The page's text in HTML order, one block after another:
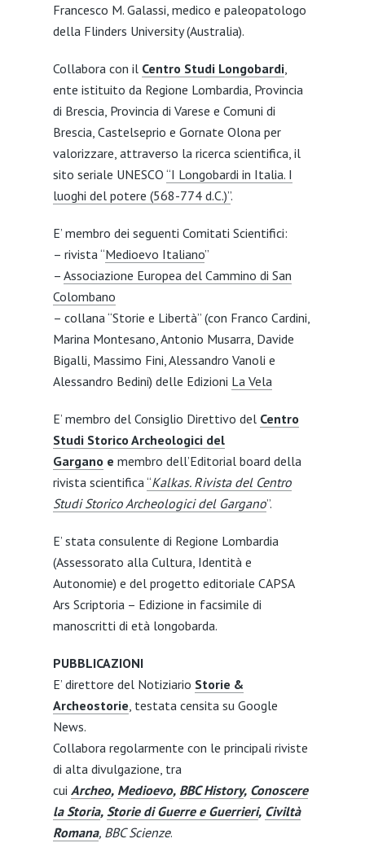
Francesco M. Galassi, medico e paleopatologo
della Flinders University (Australia).
Collabora con il Centro Studi Longobardi,
ente istituito da Regione Lombardia, Provincia
di Brescia, Provincia di Varese e Comuni di
Brescia, Castelseprio e Gornate Olona per
valorizzare, attraverso la ricerca scientifica, il
sito seriale UNESCO “I Longobardi in Italia. I
luoghi del potere (568-774 d.C.)”.
E’ membro dei seguenti Comitati Scientifici:
– rivista “Medioevo Italiano”
– Associazione Europea del Cammino di San
Colombano
– collana “Storie e Libertà” (con Franco Cardini,
Marina Montesano, Antonio Musarra, Davide
Bigalli, Massimo Fini, Alessandro Vanoli e
Alessandro Bedini) delle Edizioni La Vela
E’ membro del Consiglio Direttivo del Centro
Studi Storico Archeologici del
Gargano e membro dell’Editorial board della
rivista scientifica “Kalkas. Rivista del Centro
Studi Storico Archeologici del Gargano”.
E’ stata consulente di Regione Lombardia
(Assessorato alla Cultura, Identità e
Autonomie) e del progetto editoriale CAPSA
Ars Scriptoria – Edizione in facsimile di
manoscritti di età longobarda.
PUBBLICAZIONI
E’ direttore del Notiziario Storie &
Archeostorie , testata censita su Google
News.
Collabora regolarmente con le principali riviste
di alta divulgazione, tra
cui Archeo, Medioevo, BBC History, Conoscere
la Storia, Storie di Guerre e Guerrieri, Civiltà
Romana, BBC Scienze.